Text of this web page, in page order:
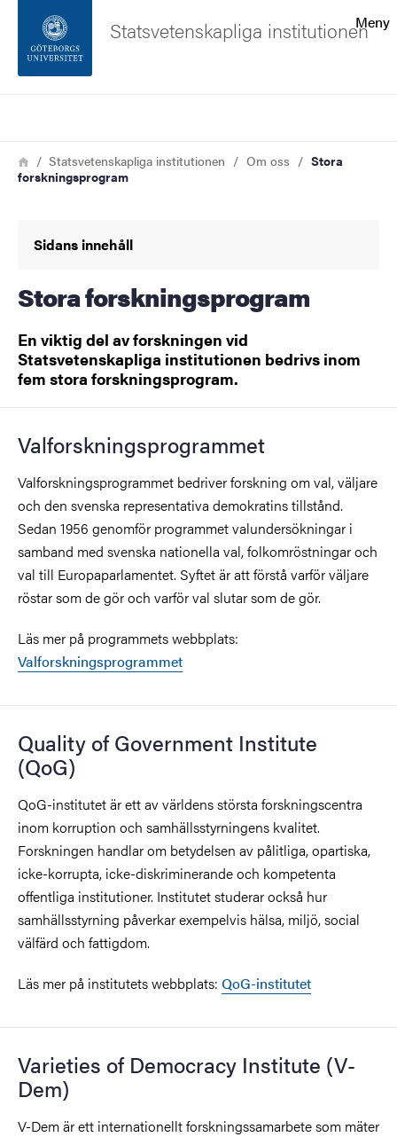
Sidfoten
Om webbplatsen
Meny
Statsvetenskapliga institutionen
Länkstig
HemStatsvetenskapliga institutionen Om oss
Stora
forskningsprogram
Sidans innehåll
Stora forskningsprogram
En viktig del av forskningen vid
Statsvetenskapliga institutionen bedrivs inom
fem stora forskningsprogram.
Valforskningsprogrammet
Valforskningsprogrammet bedriver forskning om val, väljare
och den svenska representativa demokratins tillstånd.
Sedan 1956 genomför programmet valundersökningar i
samband med svenska nationella val, folkomröstningar och
val till Europaparlamentet. Syftet är att förstå varför väljare
röstar som de gör och varför val slutar som de gör.
Läs mer på programmets webbplats:
Valforskningsprogrammet
Quality of Government Institute
(QoG)
QoG-institutet är ett av världens största forskningscentra
inom korruption och samhällsstyrningens kvalitet.
Forskningen handlar om betydelsen av pålitliga, opartiska,
icke-korrupta, icke-diskriminerande och kompetenta
offentliga institutioner. Institutet studerar också hur
samhällsstyrning påverkar exempelvis hälsa, miljö, social
välfärd och fattigdom.
Läs mer på institutets webbplats: QoG-institutet
Varieties of Democracy Institute (V-
Dem)
V-Dem är ett internationellt forskningssamarbete som mäter